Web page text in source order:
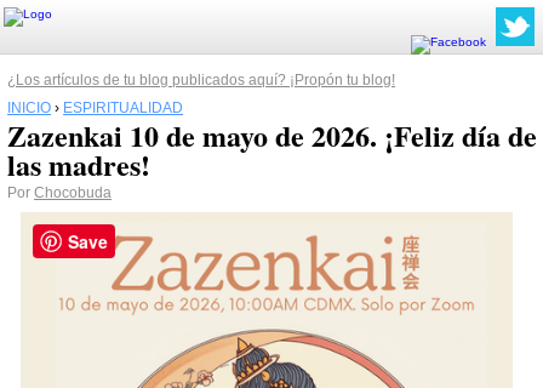
¿Los artículos de tu blog publicados aquí? ¡Propón tu blog!
INICIO › ESPIRITUALIDAD
Zazenkai 10 de mayo de 2026. ¡Feliz día de
las madres!
Por Chocobuda
Save